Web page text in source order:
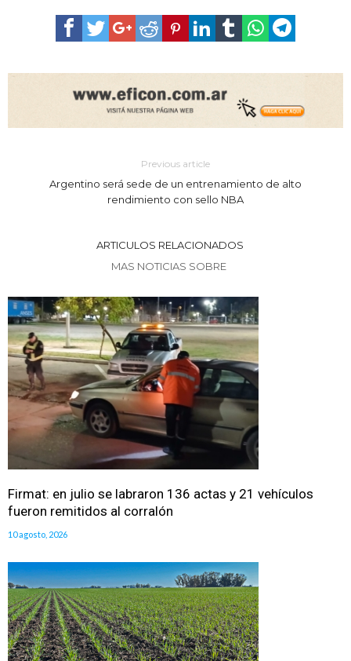
Previous article
Argentino será sede de un entrenamiento de alto
rendimiento con sello NBA
ARTICULOS RELACIONADOS
MAS NOTICIAS SOBRE
Firmat: en julio se labraron 136 actas y 21 vehículos
fueron remitidos al corralón
10 agosto, 2026